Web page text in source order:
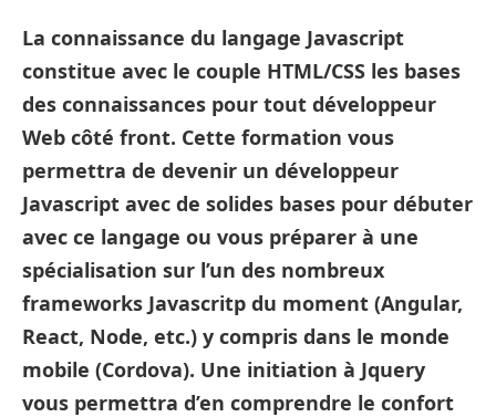
La connaissance du langage Javascript
constitue avec le couple HTML/CSS les bases
des connaissances pour tout développeur
Web côté front. Cette formation vous
permettra de devenir un développeur
Javascript avec de solides bases pour débuter
avec ce langage ou vous préparer à une
spécialisation sur l’un des nombreux
frameworks Javascritp du moment (Angular,
React, Node, etc.) y compris dans le monde
mobile (Cordova). Une initiation à Jquery
vous permettra d’en comprendre le confort